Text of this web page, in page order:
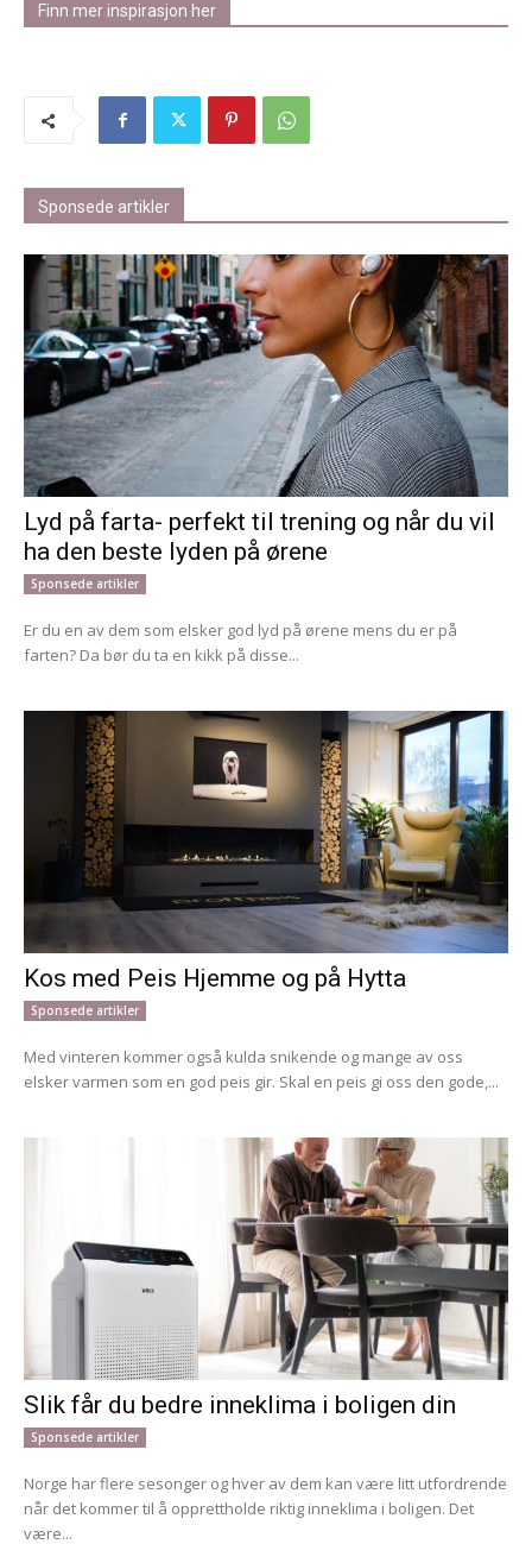
Finn mer inspirasjon her
Sponsede artikler
Lyd på farta- perfekt til trening og når du vil
ha den beste lyden på ørene
Sponsede artikler
Er du en av dem som elsker god lyd på ørene mens du er på
farten? Da bør du ta en kikk på disse...
Kos med Peis Hjemme og på Hytta
Sponsede artikler
Med vinteren kommer også kulda snikende og mange av oss
elsker varmen som en god peis gir. Skal en peis gi oss den gode,...
Slik får du bedre inneklima i boligen din
Sponsede artikler
Norge har flere sesonger og hver av dem kan være litt utfordrende
når det kommer til å opprettholde riktig inneklima i boligen. Det
være...